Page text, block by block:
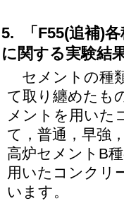
5. 「F55(追補)
に関する実験結
セメントの種
て取り纏めたも
メントを用いた
て，普通，早強
高炉セメントB
用いたコンクリ
います。